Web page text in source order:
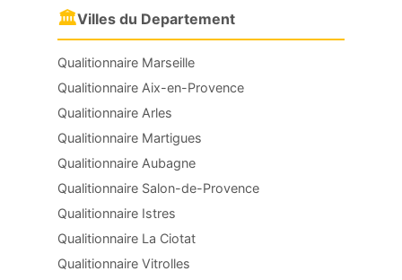
🏛Villes du Departement
Qualitionnaire Marseille
Qualitionnaire Aix-en-Provence
Qualitionnaire Arles
Qualitionnaire Martigues
Qualitionnaire Aubagne
Qualitionnaire Salon-de-Provence
Qualitionnaire Istres
Qualitionnaire La Ciotat
Qualitionnaire Vitrolles